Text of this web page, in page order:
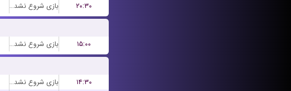
بازی شروع نشده است
۲۰:۳۰
بازی شروع نشده است
۱۵:۰۰
بازی شروع نشده است
۱۴:۳۰